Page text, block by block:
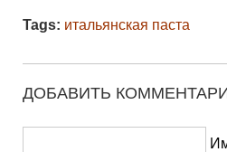
Tags: итальянская паста
ДОБАВИТЬ